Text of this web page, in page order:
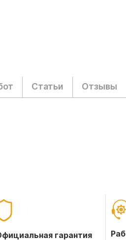
Статьи Отзывы
гарантия